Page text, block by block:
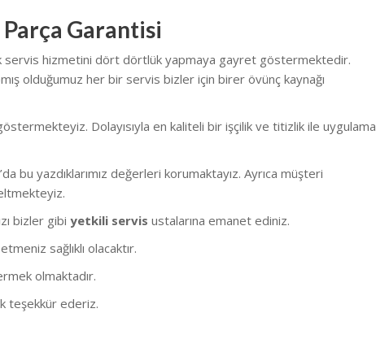
Garantisi
servis hizmetini dört dörtlük yapmaya gayret göstermektedir.
olduğumuz her bir servis bizler için birer övünç kaynağı
Dolayısıyla en kaliteli bir işçilik ve titizlik ile uygulama
bu yazdıklarımız değerleri korumaktayız. Ayrıca müşteri
bizler gibi yetkili servis ustalarına emanet ediniz.
sağlıklı olacaktır.
olmaktadır.
teşekkür ederiz.